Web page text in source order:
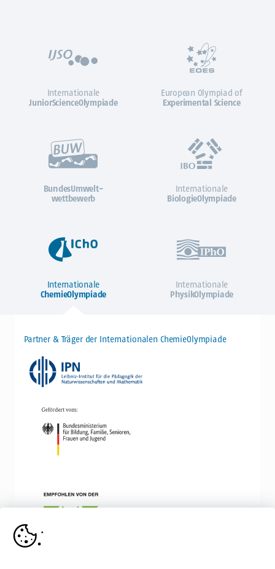
Internationale
JuniorScienceOlympiade
European Olympiad of
Experimental Science
BundesUmwelt-
wettbewerb
Internationale
BiologieOlympiade
Internationale
ChemieOlympiade
Internationale
PhysikOlympiade
Partner & Träger der Internationalen ChemieOlympiade